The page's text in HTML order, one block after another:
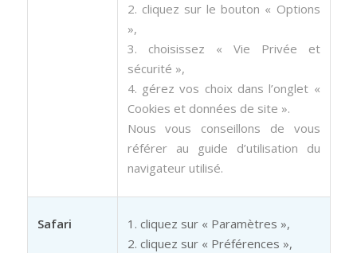
2. cliquez sur le bouton « Options
»,
3. choisissez « Vie Privée et
sécurité »,
4. gérez vos choix dans l’onglet «
Cookies et données de site ».
Nous vous conseillons de vous
référer au guide d’utilisation du
navigateur utilisé.
Safari
1. cliquez sur « Paramètres »,
2. cliquez sur « Préférences »,